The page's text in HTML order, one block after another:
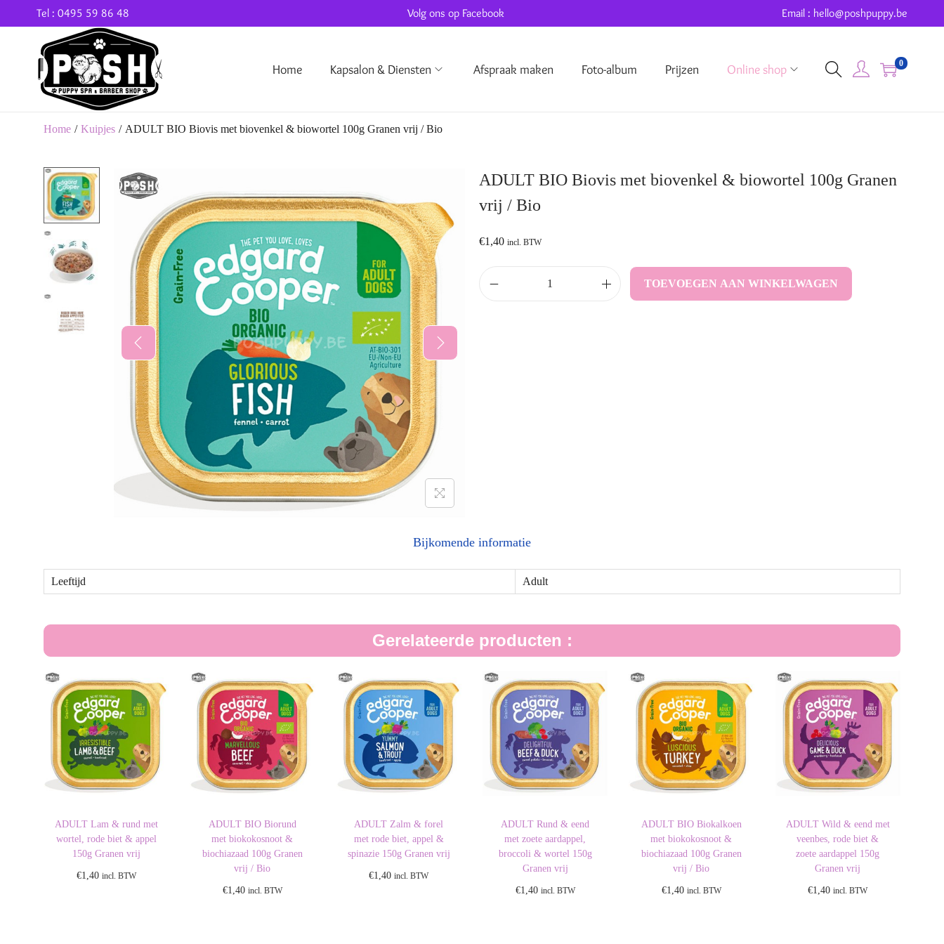
Tel : 0495 59 86 48 Volg ons op Facebook Email : hello@poshpuppy.be
Home Kapsalon & Diensten Afspraak maken Foto-album Prijzen Online shop 0
Home / Kuipjes / ADULT BIO Biovis met biovenkel & biowortel 100g Granen vrij / Bio
ADULT BIO Biovis met biovenkel & biowortel 100g Granen
vrij / Bio
€1,40 incl. BTW
TOEVOEGEN AAN WINKELWAGEN
Bijkomende informatie
Leeftijd Adult
Gerelateerde producten :
ADULT Lam & rund met
wortel, rode biet & appel
150g Granen vrij
€1,40 incl. BTW
ADULT BIO Biorund
met biokokosnoot &
biochiazaad 100g Granen
vrij / Bio
€1,40 incl. BTW
ADULT Zalm & forel
met rode biet, appel &
spinazie 150g Granen vrij
€1,40 incl. BTW
ADULT Rund & eend
met zoete aardappel,
broccoli & wortel 150g
Granen vrij
€1,40 incl. BTW
ADULT BIO Biokalkoen
met biokokosnoot &
biochiazaad 100g Granen
vrij / Bio
€1,40 incl. BTW
ADULT Wild & eend met
veenbes, rode biet &
zoete aardappel 150g
Granen vrij
€1,40 incl. BTW